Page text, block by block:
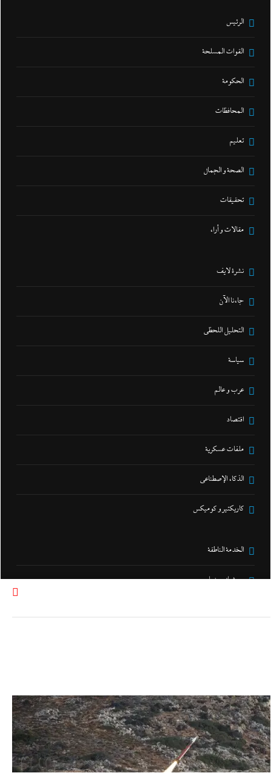
الرئيس
القوات المسلحة
الحكومة
المحافظات
تعليم
الصحة و الجمال
تحقيقات
مقالات و أراء
نشرة لايف
جاءنا الآن
التحليل اللحظي
سياسة
عرب و عالم
اقتصاد
ملفات عسكرية
الذكاء الإصطناعي
كاريكتير و كوميكس
الخدمة الناطقة
سوشيال ميديا
حوادث و جريمة
هو و هي
مركز دراسات